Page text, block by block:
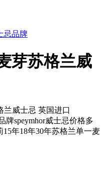
芽苏格兰威
兰威士忌 英国进口
牌speymhor威士忌价格多
年18年30年苏格兰单一麦